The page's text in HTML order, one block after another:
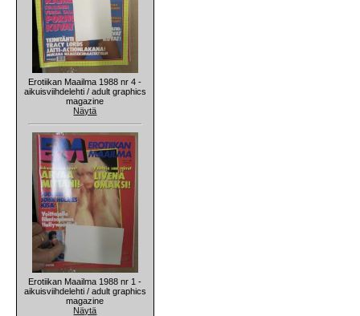
Erotiikan Maailma 1988 nr 4 -
aikuisviihdelehti / adult graphics
magazine
Näytä
Erotiikan Maailma 1988 nr 1 -
aikuisviihdelehti / adult graphics
magazine
Näytä